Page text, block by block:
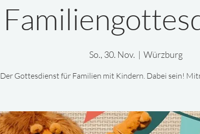
So., 30. Nov.
  |
Würzburg
Der Gottesdienst für Familien mit Kindern. Dabei sein!